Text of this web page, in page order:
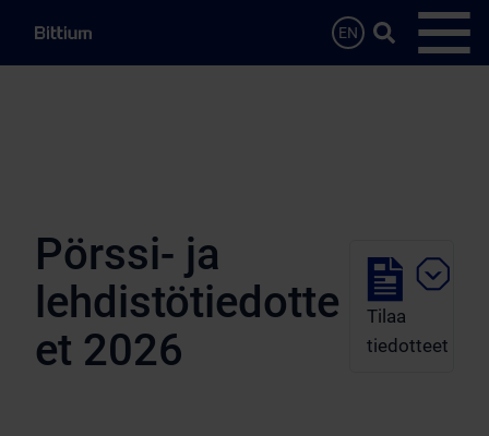
EN
Hae…
Avaa
Pörssi- ja
lehdistötiedotte
et 2026
Tilaa
tiedotteet